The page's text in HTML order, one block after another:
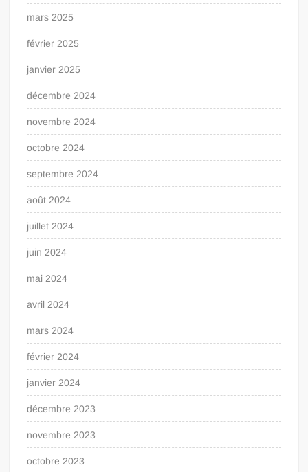
mars 2025
février 2025
janvier 2025
décembre 2024
novembre 2024
octobre 2024
septembre 2024
août 2024
juillet 2024
juin 2024
mai 2024
avril 2024
mars 2024
février 2024
janvier 2024
décembre 2023
novembre 2023
octobre 2023